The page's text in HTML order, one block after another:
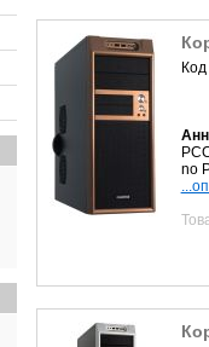
no